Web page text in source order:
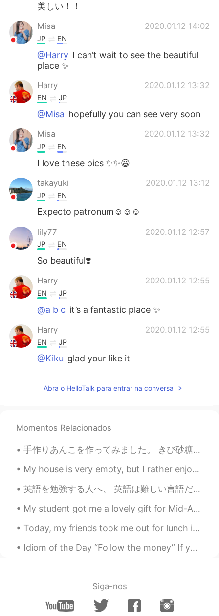
美しい！！
Misa 2020.01.12 14:02
JP EN
@Harry I can’t wait to see the beautiful
place ✨
Harry 2020.01.12 13:32
EN JP
@Misa hopefully you can see very soon
Misa 2020.01.12 13:32
JP EN
I love these pics ✨✨😃
takayuki 2020.01.12 13:12
JP EN
Expecto patronum☺☺☺
lily77 2020.01.12 12:57
JP EN
So beautiful❣️
Harry 2020.01.12 12:55
EN JP
@a b c it’s a fantastic place ✨
Harry 2020.01.12 12:55
EN JP
@Kiku glad your like it
EN JP
Chie
ステンドグラスがすごくきれいです🌟 I like
Harry Potter series.😆 So exciting!!!
Kiku 2020.01.12 12:35
すごいきれい Thank you for sharing
a b c
JP EN
Abra o HelloTalk para entrar na conversa
Momentos Relacionados
手作りあんこを作ってみました。 きび砂糖を普通に使われているけど、黒糖が好きだからそれを利用しました。砂糖の普通の量より半分ぐらいにしました。炊飯器を使えば第一ステージは9０分ぐらいかかって、ス...
My house is very empty, but I rather enjoy it. So much space for one person! 😅 I will have to go...
英語を勉強する人へ、 英語は難しい言語だけど、怖くないでお願いします。練習するのは一番難しい部分だと思いますよ。もし上手になりたかったら毎日練習するほうがいいです。間違えを沢山するでしょう。むし...
My student got me a lovely gift for Mid-Autumn Festival. I have 4 days off this weekend because ...
Today, my friends took me out for lunch in the city. 🌁☀️ We ate, ramen and I convinced my friend...
Idiom of the Day “Follow the money” If you believe there is a scandal, corruption, or a conspir...
Siga-nos